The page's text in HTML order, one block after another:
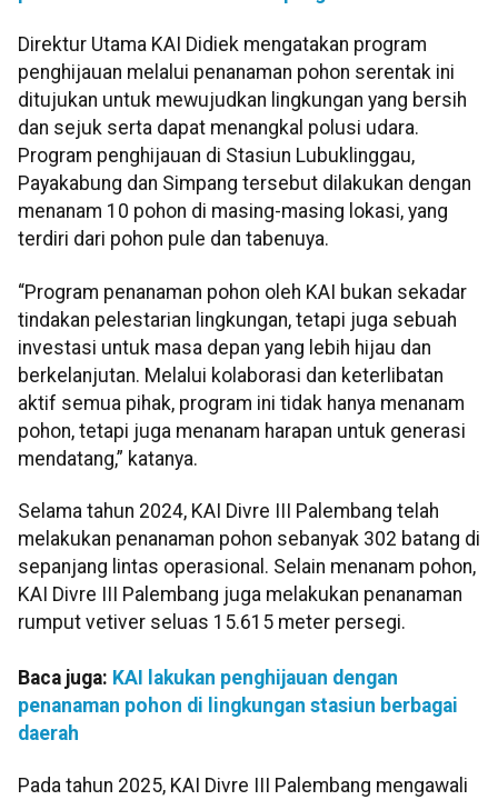
Direktur Utama KAI Didiek mengatakan program
penghijauan melalui penanaman pohon serentak ini
ditujukan untuk mewujudkan lingkungan yang bersih
dan sejuk serta dapat menangkal polusi udara.
Program penghijauan di Stasiun Lubuklinggau,
Payakabung dan Simpang tersebut dilakukan dengan
menanam 10 pohon di masing-masing lokasi, yang
terdiri dari pohon pule dan tabenuya.
“Program penanaman pohon oleh KAI bukan sekadar
tindakan pelestarian lingkungan, tetapi juga sebuah
investasi untuk masa depan yang lebih hijau dan
berkelanjutan. Melalui kolaborasi dan keterlibatan
aktif semua pihak, program ini tidak hanya menanam
pohon, tetapi juga menanam harapan untuk generasi
mendatang,” katanya.
Selama tahun 2024, KAI Divre III Palembang telah
melakukan penanaman pohon sebanyak 302 batang di
sepanjang lintas operasional. Selain menanam pohon,
KAI Divre III Palembang juga melakukan penanaman
rumput vetiver seluas 15.615 meter persegi.
Baca juga: KAI lakukan penghijauan dengan
penanaman pohon di lingkungan stasiun berbagai
daerah
Pada tahun 2025, KAI Divre III Palembang mengawali